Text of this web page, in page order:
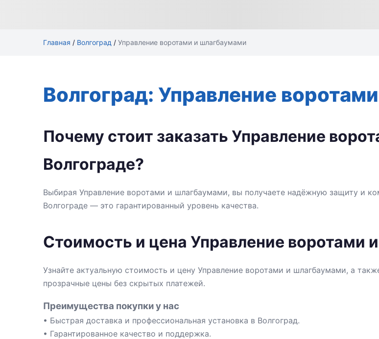
Главная / Волгоград / Управление воротами и шлагбаумами
Волгоград: Управление
Почему стоит заказать Управление
Волгограде?
Выбирая Управление воротами и шлагбаумами, вы получаете надёжную защиту и
Волгограде — это гарантированный уровень качества.
Стоимость и цена Управление воротами
Узнайте актуальную стоимость и цену Управление воротами и шлагбаумами, а
прозрачные цены без скрытых платежей.
Преимущества покупки у нас
• Быстрая доставка и профессиональная установка в Волгоград.
• Гарантированное качество и поддержка.